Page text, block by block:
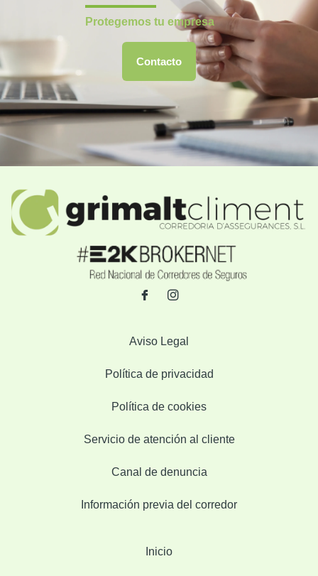
Protegemos tu empresa
Contacto
Aviso Legal
Política de privacidad
Política de cookies
Servicio de atención al cliente
Canal de denuncia
Información previa del corredor
Inicio